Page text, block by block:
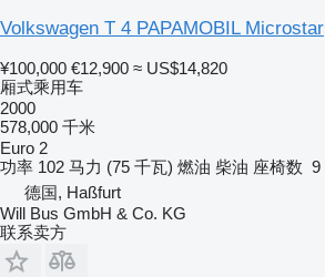
Volkswagen T 4 PAPAMOBIL Microstar
¥100,000 €12,900 ≈ US$14,820
厢式乘用车
2000
578,000 千米
Euro 2
功率 102 马力 (75 千瓦) 燃油 柴油 座椅数 9
德国, Haßfurt
Will Bus GmbH & Co. KG
联系卖方